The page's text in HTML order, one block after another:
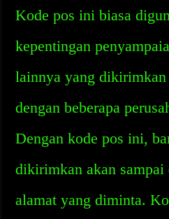
Kode pos ini biasa
kepentingan
lainnya yang
dengan beberapa
Dengan kode pos ini,
dikirimkan akan sampai
alamat yang diminta.